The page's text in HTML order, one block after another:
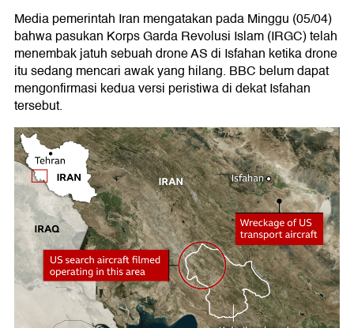
Media pemerintah Iran mengatakan pada Minggu (05/04)
bahwa pasukan Korps Garda Revolusi Islam (IRGC) telah
menembak jatuh sebuah drone AS di Isfahan ketika drone
itu sedang mencari awak yang hilang. BBC belum dapat
mengonfirmasi kedua versi peristiwa di dekat Isfahan
tersebut.